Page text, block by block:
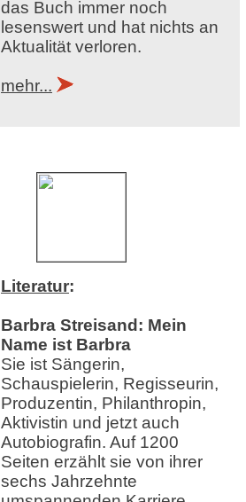
das Buch immer noch
lesenswert und hat nichts an
Aktualität verloren.
mehr...
Literatur:
Barbra Streisand: Mein
Name ist Barbra
Sie ist Sängerin,
Schauspielerin, Regisseurin,
Produzentin, Philanthropin,
Aktivistin und jetzt auch
Autobiografin. Auf 1200
Seiten erzählt sie von ihrer
sechs Jahrzehnte